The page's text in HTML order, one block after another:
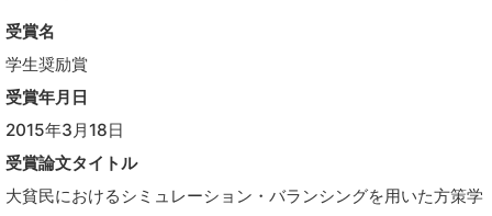
受賞名
学生奨励賞
受賞年月日
2015年3月18日
受賞論文タイトル
大貧民におけるシミュレーション・バランシングを用いた方策学